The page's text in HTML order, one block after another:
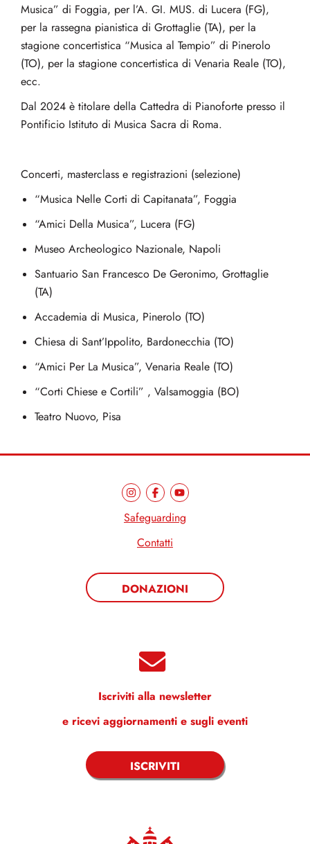
Musica” di Foggia, per l’A. GI. MUS. di Lucera (FG),
per la rassegna pianistica di Grottaglie (TA), per la
stagione concertistica “Musica al Tempio” di Pinerolo
(TO), per la stagione concertistica di Venaria Reale (TO),
ecc.
Dal 2024 è titolare della Cattedra di Pianoforte presso il
Pontificio Istituto di Musica Sacra di Roma.
Concerti, masterclass e registrazioni (selezione)
“Musica Nelle Corti di Capitanata”, Foggia
“Amici Della Musica”, Lucera (FG)
Museo Archeologico Nazionale, Napoli
Santuario San Francesco De Geronimo, Grottaglie
(TA)
Accademia di Musica, Pinerolo (TO)
Chiesa di Sant’Ippolito, Bardonecchia (TO)
“Amici Per La Musica”, Venaria Reale (TO)
“Corti Chiese e Cortili” , Valsamoggia (BO)
Teatro Nuovo, Pisa
Safeguarding
Contatti
DONAZIONI
Iscriviti alla newsletter
e ricevi aggiornamenti e sugli eventi
ISCRIVITI